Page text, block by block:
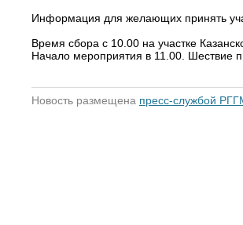
Информация для желающих принять
Время сбора с 10.00 на участке
Начало мероприятия в 11.00. Шествие
Новость размещена пресс-службой